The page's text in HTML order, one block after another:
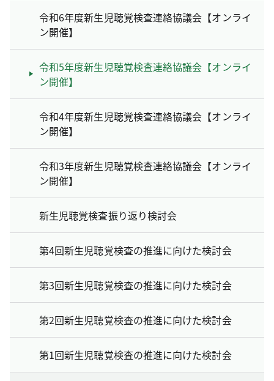
令和6年度新生児聴覚検査連絡協議会【オンライ
ン開催】
令和5年度新生児聴覚検査連絡協議会【オンライ
ン開催】
令和4年度新生児聴覚検査連絡協議会【オンライ
ン開催】
令和3年度新生児聴覚検査連絡協議会【オンライ
ン開催】
新生児聴覚検査振り返り検討会
第4回新生児聴覚検査の推進に向けた検討会
第3回新生児聴覚検査の推進に向けた検討会
第2回新生児聴覚検査の推進に向けた検討会
第1回新生児聴覚検査の推進に向けた検討会